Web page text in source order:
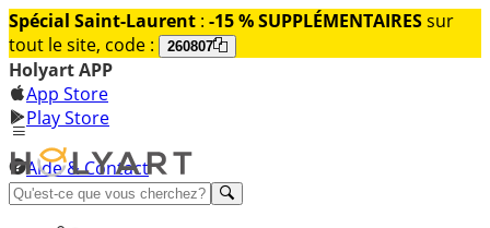
Spécial Saint-Laurent : -15 % SUPPLÉMENTAIRESsur
tout le site, code :
260807
Holyart APP
App Store
Play Store
Aide & Contact
Découvrez Premium